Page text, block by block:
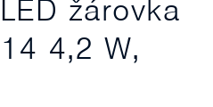
žárovka
4,2 W,